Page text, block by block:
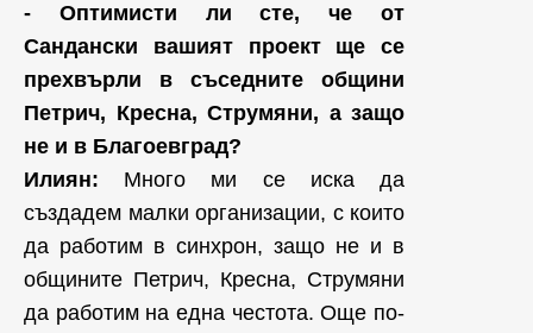
- Оптимисти ли сте, че от
Сандански вашият проект ще се
прехвърли в съседните общини
Петрич, Кресна, Струмяни, а защо
не и в Благоевград?
Илиян: Много ми се иска да
създадем малки организации, с които
да работим в синхрон, защо не и в
общините Петрич, Кресна, Струмяни
да работим на една честота. Още по-